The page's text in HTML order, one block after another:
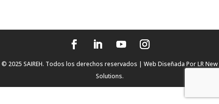
© 2025 SAIREH. Todos los derechos reservados | Web Diseñada PorLR New
Solutions.